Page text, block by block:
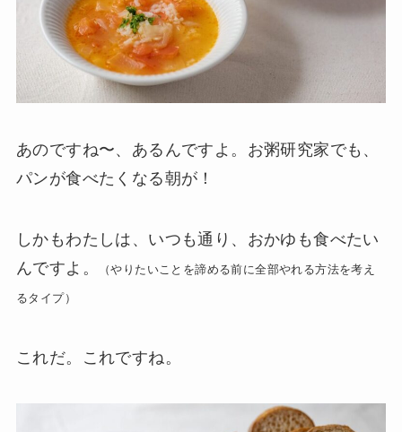
あのですね〜、あるんですよ。お粥研究家でも、
パンが食べたくなる朝が！
しかもわたしは、いつも通り、おかゆも食べたい
んですよ。
（やりたいことを諦める前に全部やれる方法を考え
るタイプ）
これだ。これですね。